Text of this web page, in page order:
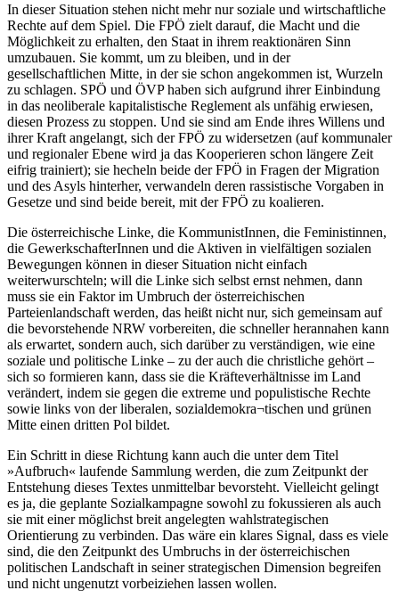
In dieser Situation stehen nicht mehr nur soziale und wirtschaftliche
Rechte auf dem Spiel. Die FPÖ zielt darauf, die Macht und die
Möglichkeit zu erhalten, den Staat in ihrem reaktionären Sinn
umzubauen. Sie kommt, um zu bleiben, und in der
gesellschaftlichen Mitte, in der sie schon angekommen ist, Wurzeln
zu schlagen. SPÖ und ÖVP haben sich aufgrund ihrer Einbindung
in das neoliberale kapitalistische Reglement als unfähig erwiesen,
diesen Prozess zu stoppen. Und sie sind am Ende ihres Willens und
ihrer Kraft angelangt, sich der FPÖ zu widersetzen (auf kommunaler
und regionaler Ebene wird ja das Kooperieren schon längere Zeit
eifrig trainiert); sie hecheln beide der FPÖ in Fragen der Migration
und des Asyls hinterher, verwandeln deren rassistische Vorgaben in
Gesetze und sind beide bereit, mit der FPÖ zu koalieren.
Die österreichische Linke, die KommunistInnen, die Feministinnen,
die GewerkschafterInnen und die Aktiven in vielfältigen sozialen
Bewegungen können in dieser Situation nicht einfach
weiterwurschteln; will die Linke sich selbst ernst nehmen, dann
muss sie ein Faktor im Umbruch der österreichischen
Parteienlandschaft werden, das heißt nicht nur, sich gemeinsam auf
die bevorstehende NRW vorbereiten, die schneller herannahen kann
als erwartet, sondern auch, sich darüber zu verständigen, wie eine
soziale und politische Linke – zu der auch die christliche gehört –
sich so formieren kann, dass sie die Kräfteverhältnisse im Land
verändert, indem sie gegen die extreme und populistische Rechte
sowie links von der liberalen, sozialdemokra¬tischen und grünen
Mitte einen dritten Pol bildet.
Ein Schritt in diese Richtung kann auch die unter dem Titel
»Aufbruch« laufende Sammlung werden, die zum Zeitpunkt der
Entstehung dieses Textes unmittelbar bevorsteht. Vielleicht gelingt
es ja, die geplante Sozialkampagne sowohl zu fokussieren als auch
sie mit einer möglichst breit angelegten wahlstrategischen
Orientierung zu verbinden. Das wäre ein klares Signal, dass es viele
sind, die den Zeitpunkt des Umbruchs in der österreichischen
politischen Landschaft in seiner strategischen Dimension begreifen
und nicht ungenutzt vorbeiziehen lassen wollen.